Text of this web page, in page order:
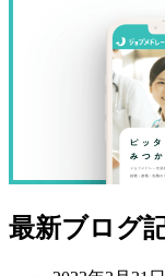
最新ブログ